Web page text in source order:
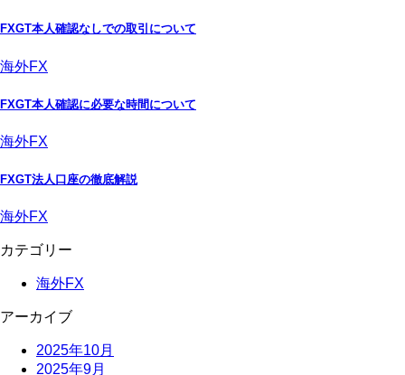
FXGT本人確認なしでの取引について
海外FX
FXGT本人確認に必要な時間について
海外FX
FXGT法人口座の徹底解説
海外FX
カテゴリー
海外FX
アーカイブ
2025年10月
2025年9月